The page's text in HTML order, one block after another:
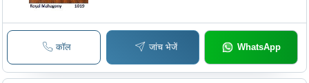
कॉल जांच भेजें WhatsApp